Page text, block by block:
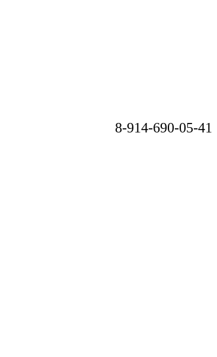
8-914-690-05-41